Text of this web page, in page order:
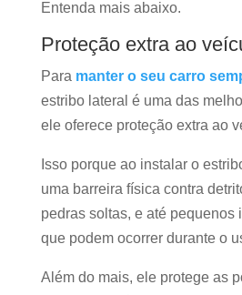
Entenda mais abaixo.
Proteção extra ao
Para manter o seu carro
estribo lateral é uma das
ele oferece proteção extra ao
Isso porque ao instalar o
uma barreira física contra
pedras soltas, e até pequenos
que podem ocorrer durante o
Além do mais, ele protege as